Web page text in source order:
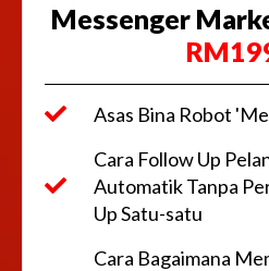
Messenger
Asas Bina Robot
Cara Follow Up
Automatik Tanpa
Up Satu-satu
Cara Bagaimana